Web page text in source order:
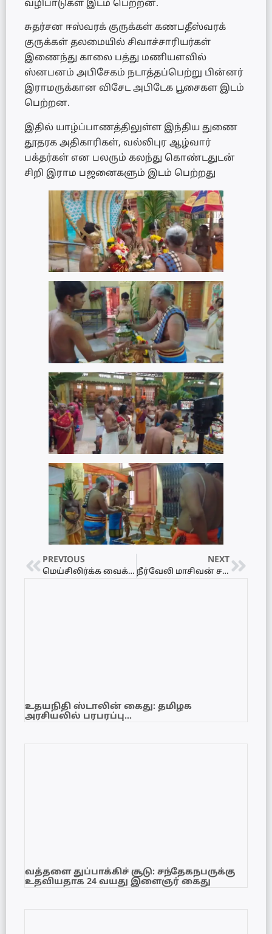
வழிபாடுகள் இடம் பெற்றன.
சுதர்சன ஈஸ்வரக் குருக்கள் கணபதீஸ்வரக்
குருக்கள் தலமையில் சிவாச்சாரியர்கள்
இணைந்து காலை பத்து மணியளவில்
ஸ்னபனம் அபிசேகம் நடாத்தப்பெற்று பின்னர்
இராமருக்கான விசேட அபிடேக பூசைகள இடம்
பெற்றன.
இதில் யாழ்ப்பாணத்திலுள்ள இந்திய துணை
தூதரக அதிகாரிகள், வல்லிபுர ஆழ்வார்
பக்தர்கள் என பலரும் கலந்து கொண்டதுடன்
சிறி இராம பஜனைகளும் இடம் பெற்றது
PREVIOUS
மெய்சிலிர்க்க வைக்கும் அயோத்தி ராமர் கோவிலின் வீடியோ..!
NEXT
நீர்வேலி மாசிவன் சந்தியில் சற்றுமுன் விபத்து – இளைஞர் ஒருவர் படுகாயம்
உதயநிதி ஸ்டாலின் கைது: தமிழக
அரசியலில் பரபரப்பு…
வத்தளை துப்பாக்கிச் சூடு: சந்தேகநபருக்கு
உதவியதாக 24 வயது இளைஞர் கைது